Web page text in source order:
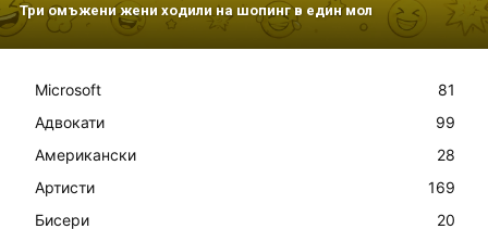
Три омъжени жени ходили на шопинг в един мол
Microsoft
81
Адвокати
99
Американски
28
Артисти
169
Бисери
20